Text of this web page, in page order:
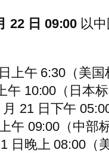
22 日 09:00 以
上午 6:30（美国
10:00（日本标
月 21 日下午
午 09:00（中部
日晚上 08:00（